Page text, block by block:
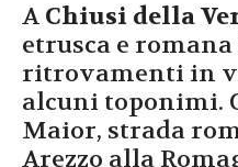
A Chiusi della
etrusca e
ritrovamenti in
alcuni toponimi.
Maior, strada
Arezzo alla